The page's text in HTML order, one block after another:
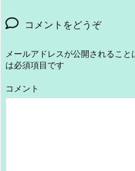
コメントをどうぞ
メールアドレスが公開されること
は必須項目です
コメント